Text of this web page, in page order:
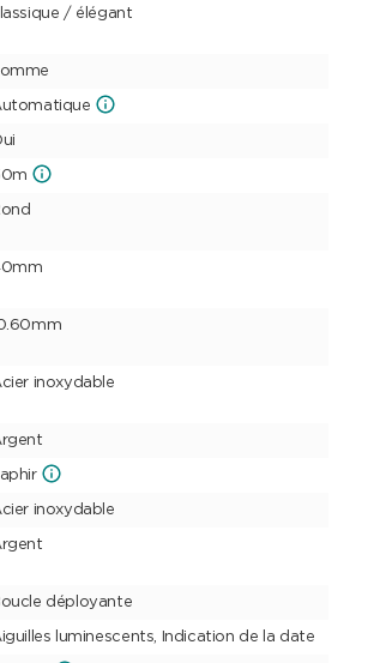
/ élégant
inoxydable
inoxydable
déployante
luminescents, Indication de la date